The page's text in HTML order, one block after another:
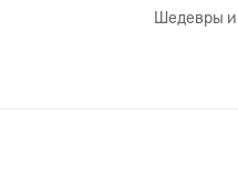
Шедевры